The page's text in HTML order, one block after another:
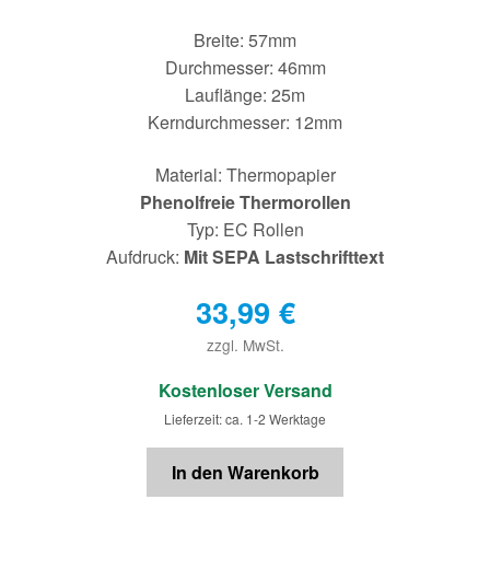
Breite: 57mm
Durchmesser: 46mm
Lauflänge: 25m
Kerndurchmesser: 12mm
Material: Thermopapier
Phenolfreie Thermorollen
Typ: EC Rollen
Aufdruck: Mit SEPA Lastschrifttext
33,99 €
zzgl. MwSt.
€
Kostenloser Versand
Lieferzeit: ca. 1-2 Werktage
In den Warenkorb